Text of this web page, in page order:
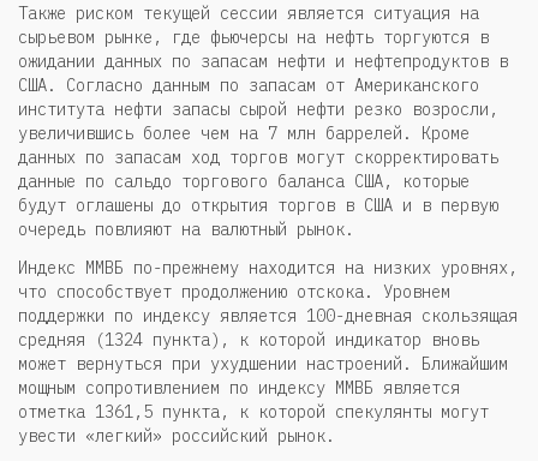
Также риском текущей сессии является ситуация на
сырьевом рынке, где фьючерсы на нефть торгуются в
ожидании данных по запасам нефти и нефтепродуктов в
США. Согласно данным по запасам от Американского
института нефти запасы сырой нефти резко возросли,
увеличившись более чем на 7 млн баррелей. Кроме
данных по запасам ход торгов могут скорректировать
данные по сальдо торгового баланса США, которые
будут оглашены до открытия торгов в США и в первую
очередь повлияют на валютный рынок.
Индекс ММВБ по-прежнему находится на низких уровнях,
что способствует продолжению отскока. Уровнем
поддержки по индексу является 100-дневная скользящая
средняя (1324 пункта), к которой индикатор вновь
может вернуться при ухудшении настроений. Ближайшим
мощным сопротивлением по индексу ММВБ является
отметка 1361,5 пункта, к которой спекулянты могут
увести «легкий» российский рынок.